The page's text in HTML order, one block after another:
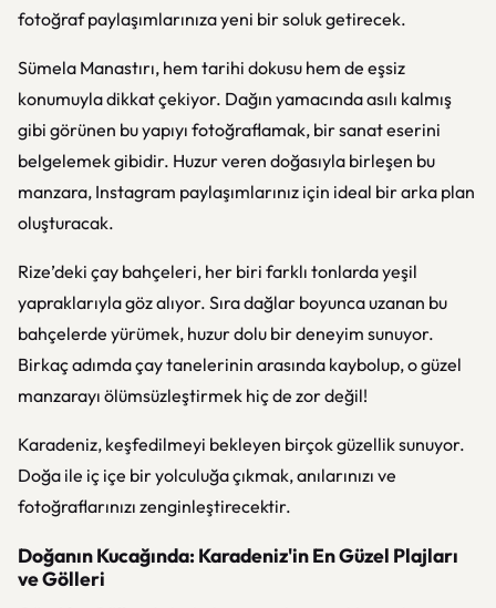
fotoğraf paylaşımlarınıza yeni bir soluk getirecek.
Sümela Manastırı, hem tarihi dokusu hem de eşsiz
konumuyla dikkat çekiyor. Dağın yamacında asılı kalmış
gibi görünen bu yapıyı fotoğraflamak, bir sanat eserini
belgelemek gibidir. Huzur veren doğasıyla birleşen bu
manzara, Instagram paylaşımlarınız için ideal bir arka plan
oluşturacak.
Rize’deki çay bahçeleri, her biri farklı tonlarda yeşil
yapraklarıyla göz alıyor. Sıra dağlar boyunca uzanan bu
bahçelerde yürümek, huzur dolu bir deneyim sunuyor.
Birkaç adımda çay tanelerinin arasında kaybolup, o güzel
manzarayı ölümsüzleştirmek hiç de zor değil!
Karadeniz, keşfedilmeyi bekleyen birçok güzellik sunuyor.
Doğa ile iç içe bir yolculuğa çıkmak, anılarınızı ve
fotoğraflarınızı zenginleştirecektir.
Doğanın Kucağında: Karadeniz'in En Güzel Plajları
ve Gölleri